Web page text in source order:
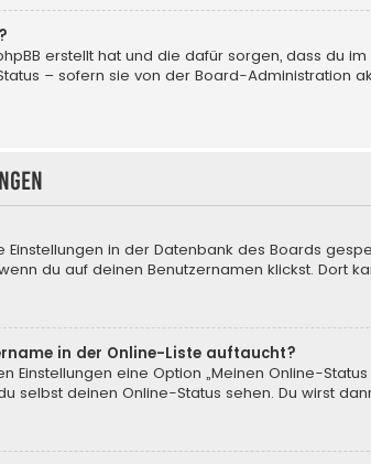
erstellt hat und die dafür sorgen, dass du
– sofern sie von der Board-
in der Datenbank des Boards
du auf deinen Benutzernamen klickst. Dort
in der Online-Liste auftaucht?
Einstellungen eine Option „Meinen Online-
selbst deinen Online-Status sehen. Du wirst